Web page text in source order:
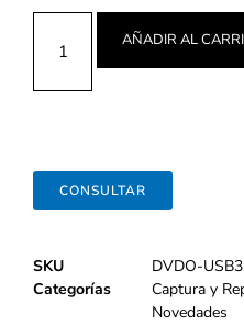
AÑADIR AL
CONSULTAR
SKU
DVDO-
Categorías
Captura y
Novedades